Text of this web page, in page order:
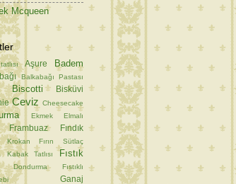
Mcqueen
Aşure Badem
Balkabağı Pastası
Biscotti
Bisküvi
Ceviz Cheesecake
Ekmek
Elmalı
Frambuaz Fındık
Krokan
Fırın Sütlaç
Kabak Tatlısı
Fıstık
Dondurma
Fıstıklı
Ganaj